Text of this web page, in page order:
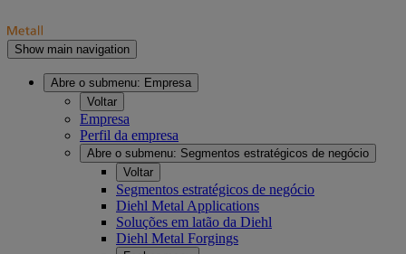
Show main navigation
Abre o submenu: Empresa
Voltar
Empresa
Perfil da empresa
Abre o submenu: Segmentos estratégicos de negócio
Voltar
Segmentos estratégicos de negócio
Diehl Metal Applications
Soluções em latão da Diehl
Diehl Metal Forgings